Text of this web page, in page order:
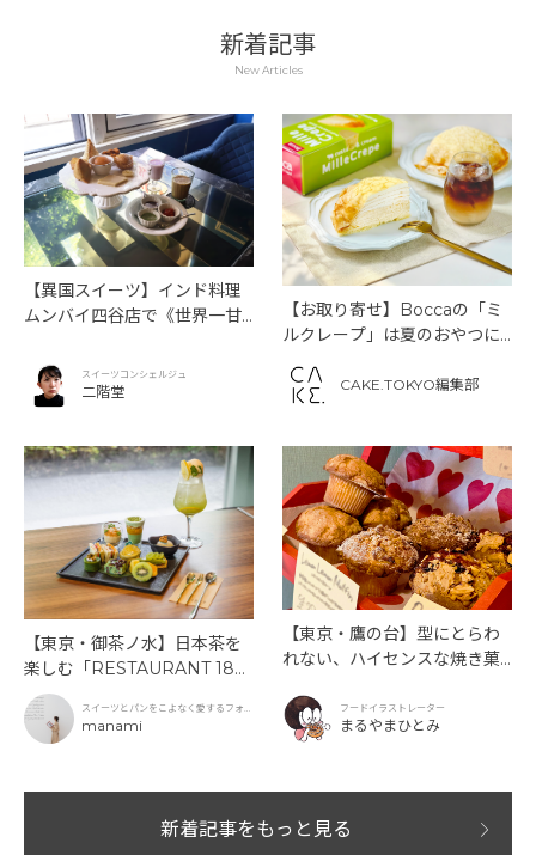
新着記事
New Articles
【異国スイーツ】インド料理
ムンバイ四谷店で《世界一甘
ー》を味わうスイーツコンシェルジュ
二階堂
【お取り寄せ】Boccaの「ミ
ルクレープ」は夏のおやつに
CAKE.TOKYO編集部
【東京・御茶ノ水】日本茶を
楽しむ「RESTAURANT 189
9 OCHANOMIZU」の抹茶ア
フタヌーンティーと新作クリ
ームソーダ
スイーツとパンをこよなく愛するフォト
グラファー
manami
【東京・鷹の台】型にとらわ
れない、ハイセンスな焼き菓
フードイラストレーター
まるやまひとみ
新着記事をもっと見る